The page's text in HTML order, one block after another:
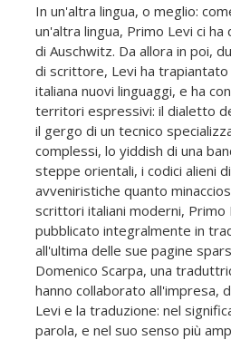
In un'altra lingua, o meglio:
un'altra lingua, Primo Levi ci
di Auschwitz. Da allora in poi,
di scrittore, Levi ha
italiana nuovi linguaggi, e ha
territori espressivi: il dialetto
il gergo di un tecnico
complessi, lo yiddish di una
steppe orientali, i codici alieni
avveniristiche quanto
scrittori italiani moderni,
pubblicato integralmente in
all'ultima delle sue pagine
Domenico Scarpa, una
hanno collaborato all'impresa,
Levi e la traduzione: nel
parola, e nel suo senso più